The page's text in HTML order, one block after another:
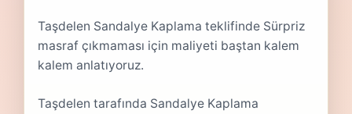
Taşdelen Sandalye Kaplama teklifinde Sürpriz
masraf çıkmaması için maliyeti baştan kalem
kalem anlatıyoruz.
Taşdelen tarafında Sandalye Kaplama